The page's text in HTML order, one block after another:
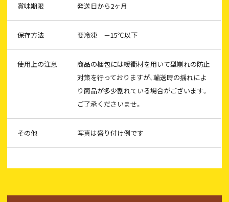
賞味期限 発送日から2ヶ月
保存方法 要冷凍 －15℃以下
使用上の注意
商品の梱包には緩衝材を用いて型崩れの防止
対策を行っておりますが、輸送時の揺れによ
り商品が多少割れている場合がございます。
ご了承くださいませ。
その他 写真は盛り付け例です